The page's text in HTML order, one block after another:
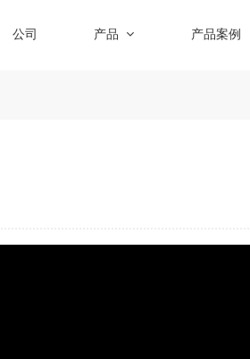
公司 产品 产品案例